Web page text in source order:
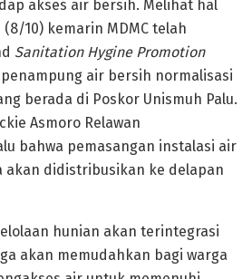
akses air bersih. Melihat hal
10) kemarin MDMC telah
Sanitation Hygine Promotion
air bersih normalisasi
berada di Poskor Unismuh Palu.
Asmoro Relawan
bahwa pemasangan instalasi air
akan didistribusikan ke delapan
hunian akan terintegrasi
akan memudahkan bagi warga